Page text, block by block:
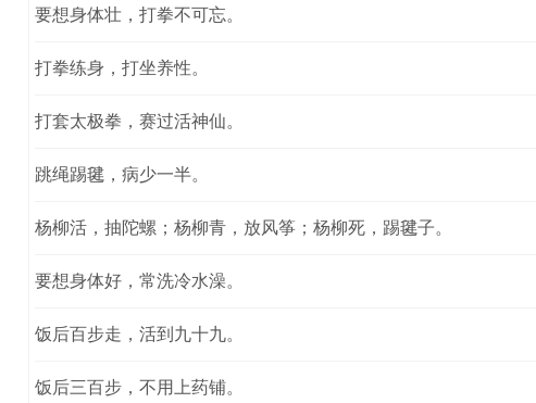
要想身体壮，打拳不可忘。
打拳练身，打坐养性。
打套太极拳，赛过活神仙。
跳绳踢毽，病少一半。
杨柳活，抽陀螺；杨柳青，放风筝；杨柳死，踢毽子。
要想身体好，常洗冷水澡。
饭后百步走，活到九十九。
饭后三百步，不用上药铺。